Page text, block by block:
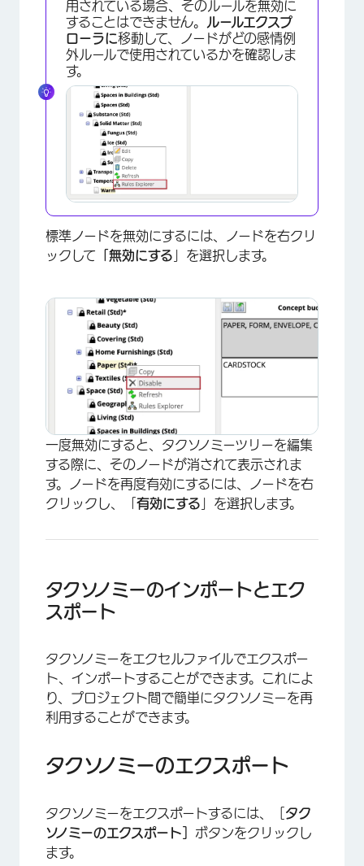
用されている場合、そのルールを無効に
することはできません。
ルールエクスプ
ローラに移動して、ノードがどの感情例
外ルールで使用されているかを確認しま
す。
×
標準ノードを無効にするには、ノードを右クリ
ックして 「無効にする 」を選択します。
一度無効にすると、タクソノミーツリーを編集
する際に、そのノードが消されて表示されま
す。ノードを再度有効にするには、ノードを右
クリックし、「 有効にする 」を選択します。
タクソノミーのインポートとエク
スポート
タクソノミーをエクセルファイルでエクスポー
ト、インポートすることができます。これによ
り、プロジェクト間で簡単にタクソノミーを再
利用することができます。
タクソノミーのエクスポート
タクソノミーをエクスポートするには、［ タク
ソノミーのエクスポート］ ボタンをクリックし
ます。